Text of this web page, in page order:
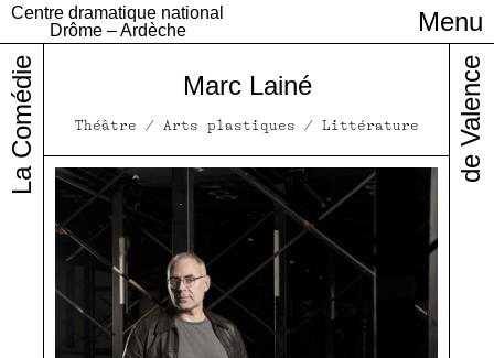
Centre dramatique national
Drôme – Ardèche
Menu
Infos pratiques
Marc Lainé
Théâtre / Arts plastiques / Littérature
La Comédie de Valence